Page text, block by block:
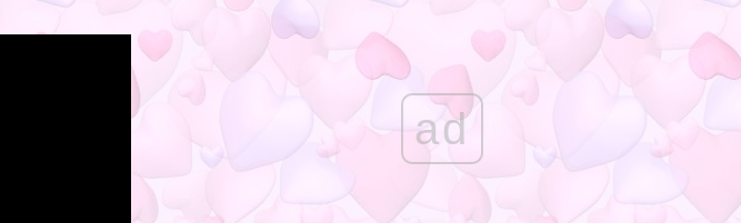
Fit and Firm Keep going and
looking for your Inspiration.
Fit & Firm เริ่มต้นด้วยการคาดิ
Fit & Firm Summer นี้มาทำผิวสี
ทนกันไหมค่ะ ?
Fit & Firm จัดตารางการเล่น
Fit & Firm Super เมีย in
ad